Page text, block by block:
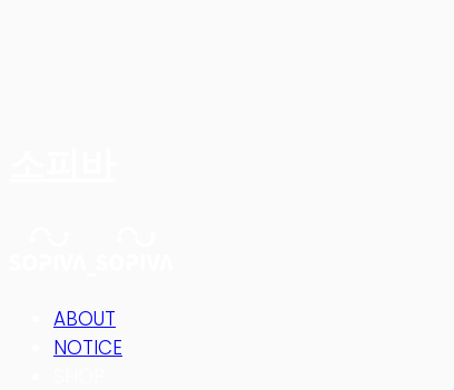
ABOUT
NOTICE